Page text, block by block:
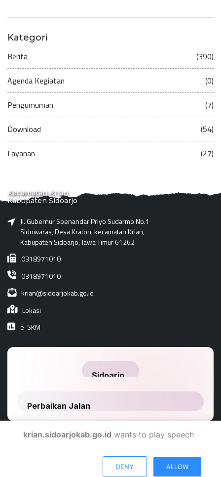
Kategori
Berita (390)
Agenda Kegiatan (0)
Pengumuman (7)
Download (54)
Layanan (27)
Kecamatan Krian
Kabupaten Sidoarjo
Jl. Gubernur Soenandar Priyo Sudarmo No.1
Sidowaras, Desa Kraton, kecamatan Krian,
Kabupaten Sidoarjo, Jawa Timur 61262
0318971010
0318971010
krian@sidoarjokab.go.id
Lokasi
e-SKM
Dinas Komunikasi Dan Informatika Kabupaten Sidoarjo
© 2024
krian.sidoarjokab.go.id wants to play speech
DENY ALLOW